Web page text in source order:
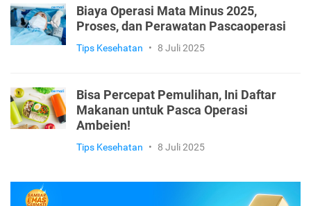
Biaya Operasi Mata Minus 2025,
Proses, dan Perawatan Pascaoperasi
Tips Kesehatan • 8 Juli 2025
Bisa Percepat Pemulihan, Ini Daftar
Makanan untuk Pasca Operasi
Ambeien!
Tips Kesehatan • 8 Juli 2025